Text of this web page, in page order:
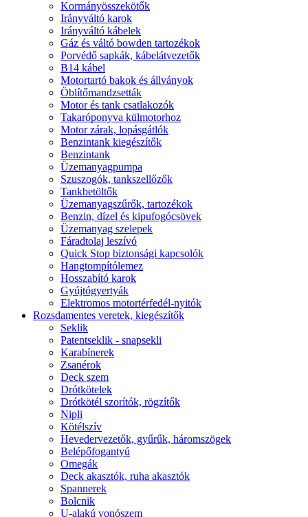
Kormányösszekötők
Irányváltó karok
Irányváltó kábelek
Gáz és váltó bowden tartozékok
Porvédő sapkák, kábelátvezetők
B14 kábel
Motortartó bakok és állványok
Öblítőmandzsetták
Motor és tank csatlakozók
Takaróponyva külmotorhoz
Motor zárak, lopásgátlók
Benzintank kiegészítők
Benzintank
Üzemanyagpumpa
Szuszogók, tankszellőzők
Tankbetöltők
Üzemanyagszűrők, tartozékok
Benzin, dízel és kipufogócsövek
Üzemanyag szelepek
Fáradtolaj leszívó
Quick Stop biztonsági kapcsolók
Hangtompítólemez
Hosszabító karok
Gyújtógyertyák
Elektromos motortérfedél-nyitók
Rozsdamentes veretek, kiegészítők
Seklik
Patentseklik - snapsekli
Karabínerek
Zsanérok
Deck szem
Drótkötelek
Drótkötél szorítók, rögzítők
Nipli
Kötélszív
Hevedervezetők, gyűrűk, háromszögek
Belépőfogantyú
Omegák
Deck akasztók, ruha akasztók
Spannerek
Bolcnik
U-alakú vonószem